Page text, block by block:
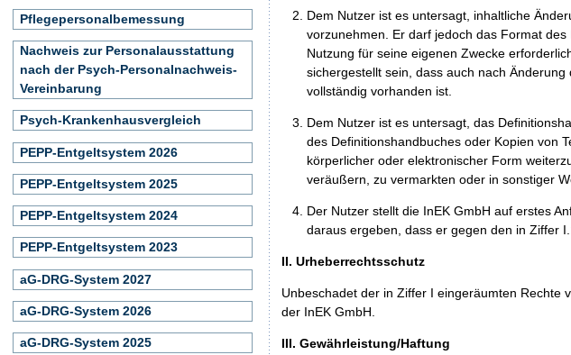
Dem Nutzer ist es untersagt, inhaltliche
vorzunehmen. Er darf jedoch das Format
Nutzung für seine eigenen Zwecke
sichergestellt sein, dass auch nach
vollständig vorhanden ist.
Dem Nutzer ist es untersagt, das
des Definitionshandbuches oder Kopien von
körperlicher oder elektronischer Form
veräußern, zu vermarkten oder in sonstiger
Der Nutzer stellt die InEK GmbH auf erstes
daraus ergeben, dass er gegen den in Ziffer
II. Urheberrechtsschutz
Unbeschadet der in Ziffer I eingeräumten Rechte
der InEK GmbH.
III. Gewährleistung/Haftung
Pflegepersonalbemessung
Nachweis zur Personalausstattung
nach der Psych-Personalnachweis-
Vereinbarung
Psych-Krankenhausvergleich
PEPP-Entgeltsystem 2026
PEPP-Entgeltsystem 2025
PEPP-Entgeltsystem 2024
PEPP-Entgeltsystem 2023
aG-DRG-System 2027
aG-DRG-System 2026
aG-DRG-System 2025